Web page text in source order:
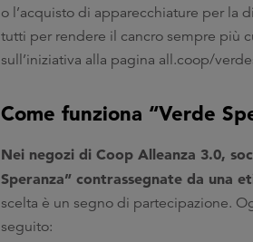
o l’acquisto di apparecchiature per la
tutti per rendere il cancro sempre più
sull’iniziativa alla pagina all.coop/
Come funziona “Verde
Nei negozi di Coop Alleanza 3.0,
Speranza” contrassegnate da una
scelta è un segno di partecipazione.
seguito: